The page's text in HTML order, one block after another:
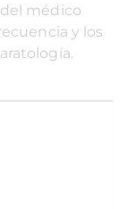
médico
y los